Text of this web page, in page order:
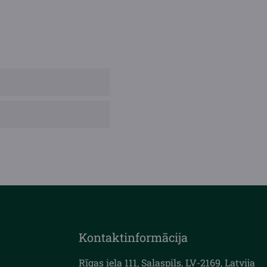
Kontaktinformācija
Rīgas iela 111, Salaspils, LV-2169, Latvija